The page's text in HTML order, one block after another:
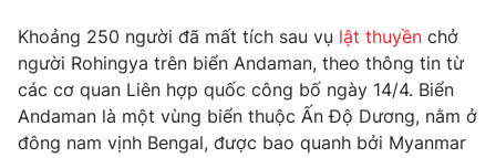
Học trực tuyến
Hitech Công nghệ tương lai
Sản phẩm
Thị trường
Giao lưu trực tuyến
Lịch phát sóng
Khoảng 250 người đã mất tích sau vụ lật thuyền chở
người Rohingya trên biển Andaman, theo thông tin từ
các cơ quan Liên hợp quốc công bố ngày 14/4. Biển
Andaman là một vùng biển thuộc Ấn Độ Dương, nằm ở
đông nam vịnh Bengal, được bao quanh bởi Myanmar